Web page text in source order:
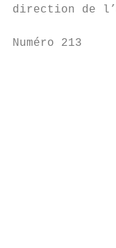
direction de
Numéro